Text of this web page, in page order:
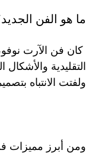
ما هو الفن
كان فن الآرت
التقليدية
ولفتت الانتباه
ومن أبرز مميزات